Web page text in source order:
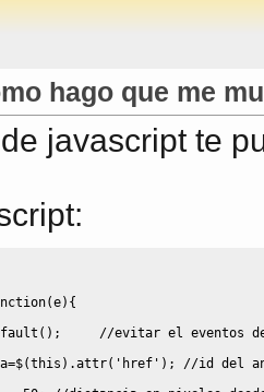
hago que me
javascript te
:
(e) {
( ) ;
//evitar el eventos
=$(this ) .attr( 'href' ) ;
//id del